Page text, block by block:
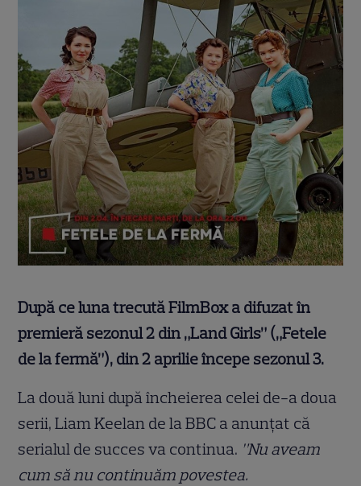
După ce luna trecută FilmBox a difuzat în
premieră sezonul 2 din „Land Girls” („Fetele
de la fermă”), din 2 aprilie începe sezonul 3.
La două luni după încheierea celei de-a doua
serii, Liam Keelan de la BBC a anunțat că
serialul de succes va continua. ”Nu aveam
cum să nu continuăm povestea.